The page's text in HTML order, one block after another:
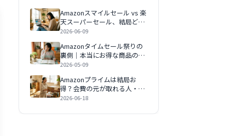
Amazonスマイルセール vs 楽
天スーパーセール、結局どっ
ちが安い？時期と狙い目で徹
2026-06-09
Amazonタイムセール祭りの
裏側｜本当にお得な商品の見
極め方【2026年版】
2026-05-09
Amazonプライムは結局お
得？会費の元が取れる人・払
う意味がない人をAIが検証
2026-06-18